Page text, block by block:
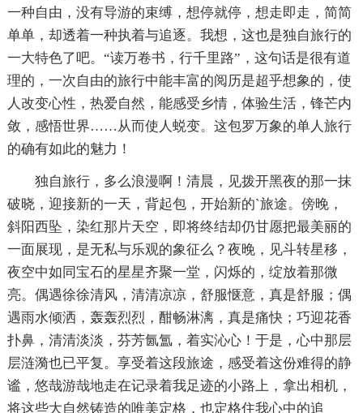
一种自由，没有导游的束缚，想停就停，想走即走，简简
单单，却透着一种执着与追逐。我想，这也是独自旅行的
一大特色了吧。“读万卷书，行千里路”，这句话是很有道
理的，一次自由的旅行中能丰富的阅历是超乎想象的，使
人改变心性，热爱自然，能感受乡情，体验生活，锋芒内
敛，感悟世界……从而使人蜕变。这包罗万象的单人旅行
的确有如此的魅力！
独自旅行，多么浪漫啊！清晨，见拨开黑夜的那一抹
破晓，迎接新的一天，背起包，开始新的`旅途。傍晚，
斜阳西坠，染红那片天空，即将终结却仍甘愿把最美丽的
一面展现，是无私与乐观的象征么？夜晚，见斗转星移，
夜空中如同宝石的星星齐聚一堂，闪烁的，绽放着那微
亮。偶遇徐徐清风，清清凉凉，舒服惬意，真是舒服；偶
遇雨水倾洒，轰轰烈烈，酣畅淋漓，真是痛快；巧迎花香
扑鼻，清清淡淡，芬芳氤氲，着实沁心！于是，心中那层
层涟漪也已平复。享受着这段旅途，感受着这份难得的静
谧，悠哉游哉地走在记录着我足迹的小路上，拿出相机，
将这些大自然铸造的唯美定格，也定格住我心中的追